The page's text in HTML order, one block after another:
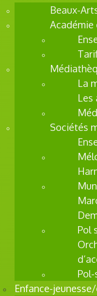
Polyfolies, un
toutes les villes
Polyfolies, un
Beaux-
Académie
La
Les
Sociétés
Pol
Enfance-